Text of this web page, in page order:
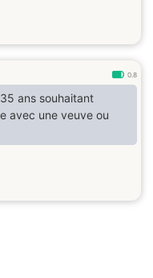
0.8
ans souhaitant
avec une veuve ou